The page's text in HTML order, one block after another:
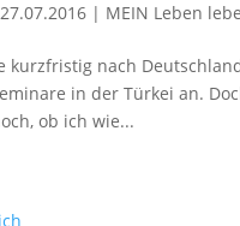
27.07.2016 | MEIN Leben
kurzfristig nach
in der Türkei an.
ob ich wie...